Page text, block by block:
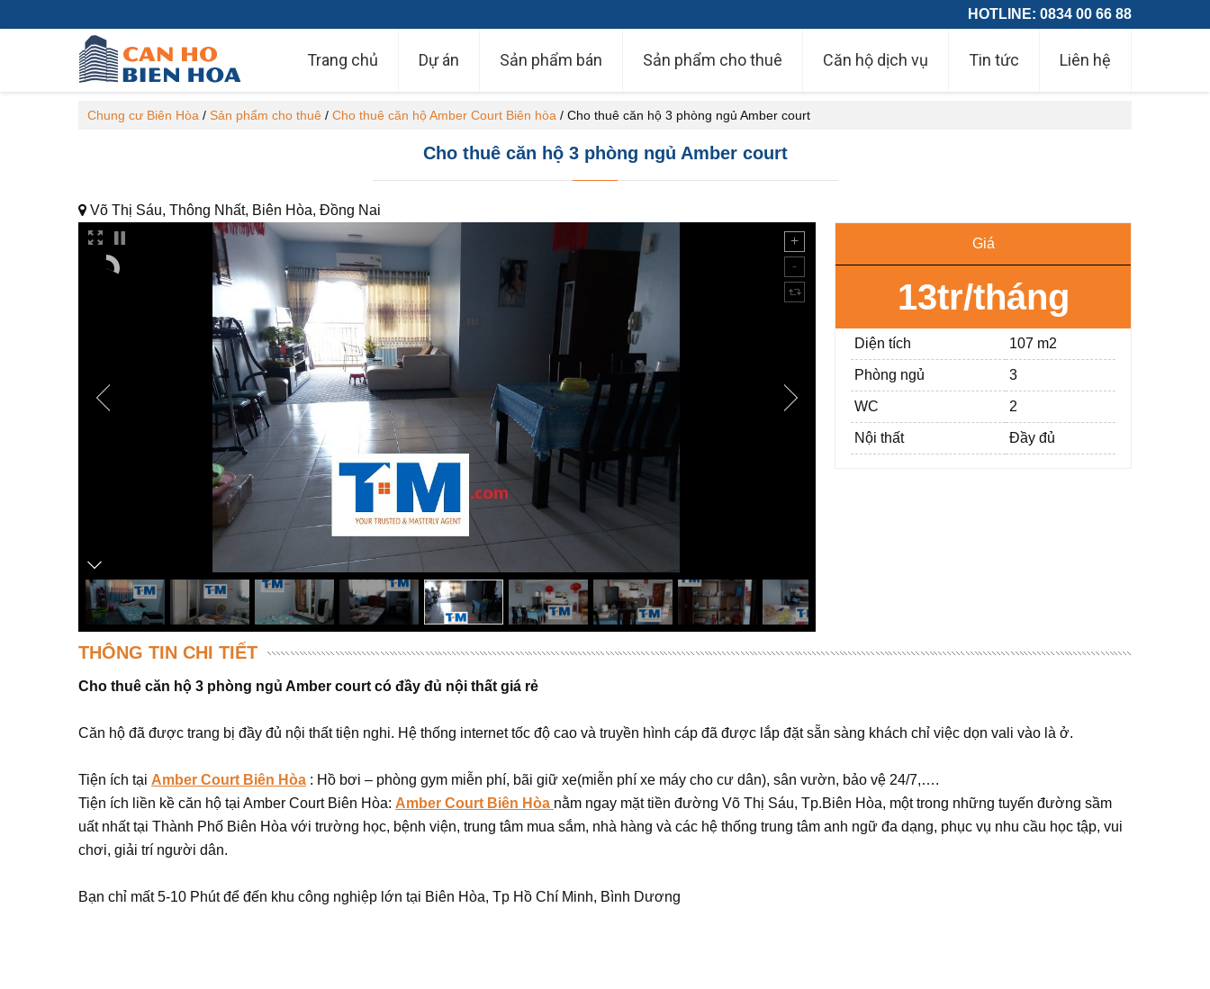
HOTLINE: 0834 00 66 88
Trang chủ Dự án Sản phẩm bán Sản phẩm cho thuê Căn hộ dịch vụ Tin tức Liên hệ
Chung cư Biên Hòa / Sản phẩm cho thuê / Cho thuê căn hộ Amber Court Biên hòa / Cho thuê căn hộ 3 phòng ngủ Amber court
Cho thuê căn hộ 3 phòng ngủ Amber court
Võ Thị Sáu, Thông Nhất, Biên Hòa, Đồng Nai
Giá
13tr/tháng
Diện tích 107 m2
Phòng ngủ 3
WC 2
Nội thất Đầy đủ
THÔNG TIN CHI TIẾT
Cho thuê căn hộ 3 phòng ngủ Amber court có đầy đủ nội thất giá rẻ
Căn hộ đã được trang bị đầy đủ nội thất tiện nghi. Hệ thống internet tốc độ cao và truyền hình cáp đã được lắp đặt sẵn sàng khách chỉ việc dọn vali vào là ở.
Tiện ích tại Amber Court Biên Hòa : Hồ bơi – phòng gym miễn phí, bãi giữ xe(miễn phí xe máy cho cư dân), sân vườn, bảo vệ 24/7,….
Tiện ích liền kề căn hộ tại Amber Court Biên Hòa: Amber Court Biên Hòa nằm ngay mặt tiền đường Võ Thị Sáu, Tp.Biên Hòa, một trong những tuyến đường sầm
uất nhất tại Thành Phố Biên Hòa với trường học, bệnh viện, trung tâm mua sắm, nhà hàng và các hệ thống trung tâm anh ngữ đa dạng, phục vụ nhu cầu học tập, vui
chơi, giải trí người dân.
Bạn chỉ mất 5-10 Phút để đến khu công nghiệp lớn tại Biên Hòa, Tp Hồ Chí Minh, Bình Dương